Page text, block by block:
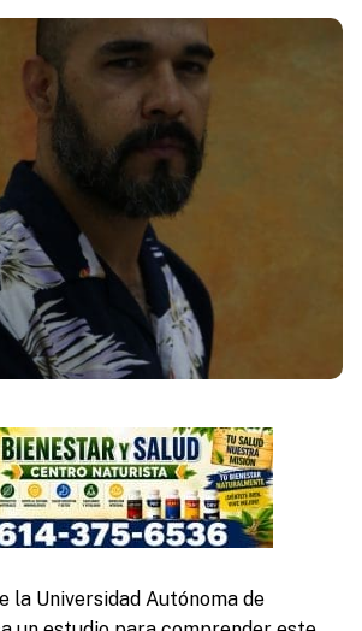
la Universidad Autónoma de